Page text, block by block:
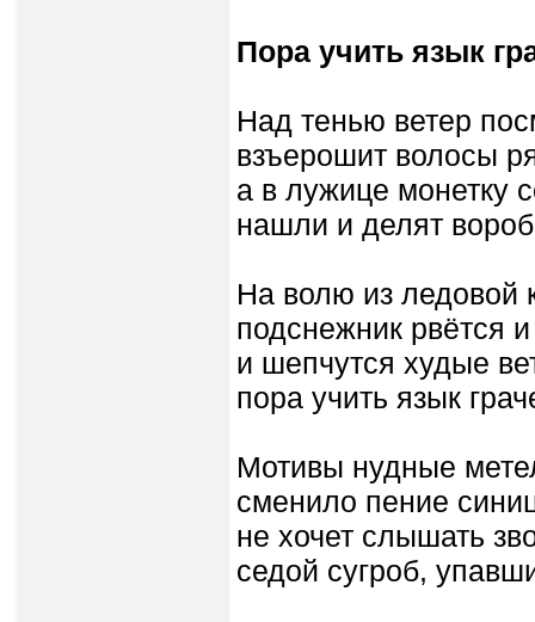
Пора учить язык
Над тенью ветер
взъерошит волосы
а в лужице монетку
нашли и делят
На волю из ледовой
подснежник рвётся
и шепчутся худые
пора учить язык
Мотивы нудные
сменило пение
не хочет слышать
седой сугроб,